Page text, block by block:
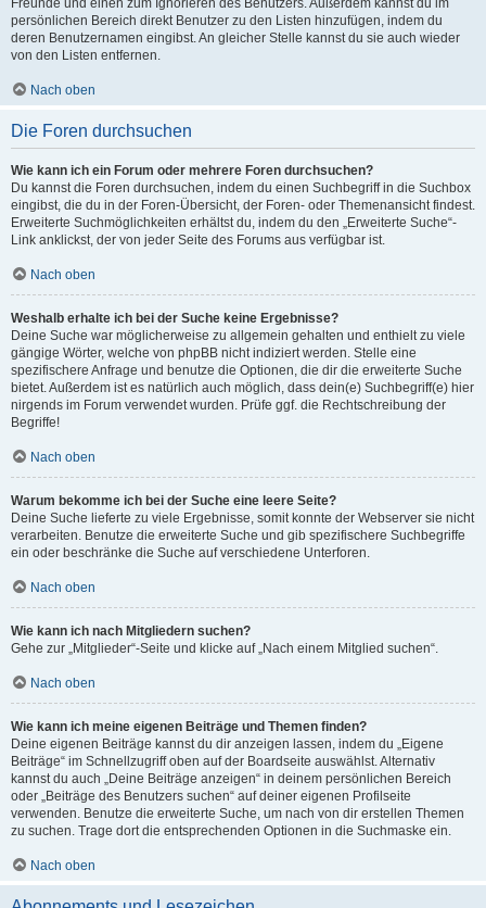
Freunde und einen zum Ignorieren des Benutzers. Außerdem kannst du im
persönlichen Bereich direkt Benutzer zu den Listen hinzufügen, indem du
deren Benutzernamen eingibst. An gleicher Stelle kannst du sie auch wieder
von den Listen entfernen.
Nach oben
Die Foren durchsuchen
Wie kann ich ein Forum oder mehrere Foren durchsuchen?
Du kannst die Foren durchsuchen, indem du einen Suchbegriff in die Suchbox
eingibst, die du in der Foren-Übersicht, der Foren- oder Themenansicht findest.
Erweiterte Suchmöglichkeiten erhältst du, indem du den „Erweiterte Suche“-
Link anklickst, der von jeder Seite des Forums aus verfügbar ist.
Nach oben
Weshalb erhalte ich bei der Suche keine Ergebnisse?
Deine Suche war möglicherweise zu allgemein gehalten und enthielt zu viele
gängige Wörter, welche von phpBB nicht indiziert werden. Stelle eine
spezifischere Anfrage und benutze die Optionen, die dir die erweiterte Suche
bietet. Außerdem ist es natürlich auch möglich, dass dein(e) Suchbegriff(e) hier
nirgends im Forum verwendet wurden. Prüfe ggf. die Rechtschreibung der
Begriffe!
Nach oben
Warum bekomme ich bei der Suche eine leere Seite?
Deine Suche lieferte zu viele Ergebnisse, somit konnte der Webserver sie nicht
verarbeiten. Benutze die erweiterte Suche und gib spezifischere Suchbegriffe
ein oder beschränke die Suche auf verschiedene Unterforen.
Nach oben
Wie kann ich nach Mitgliedern suchen?
Gehe zur „Mitglieder“-Seite und klicke auf „Nach einem Mitglied suchen“.
Nach oben
Wie kann ich meine eigenen Beiträge und Themen finden?
Deine eigenen Beiträge kannst du dir anzeigen lassen, indem du „Eigene
Beiträge“ im Schnellzugriff oben auf der Boardseite auswählst. Alternativ
kannst du auch „Deine Beiträge anzeigen“ in deinem persönlichen Bereich
oder „Beiträge des Benutzers suchen“ auf deiner eigenen Profilseite
verwenden. Benutze die erweiterte Suche, um nach von dir erstellen Themen
zu suchen. Trage dort die entsprechenden Optionen in die Suchmaske ein.
Nach oben